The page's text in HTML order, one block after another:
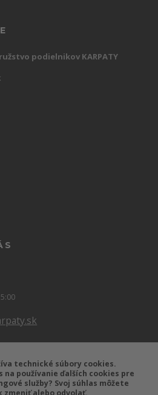
podielnikov KARPATY
technické súbory cookies.
na používanie ďalších cookies pre
služby? Svoj súhlas môžete
zmeniť alebo odvolať.